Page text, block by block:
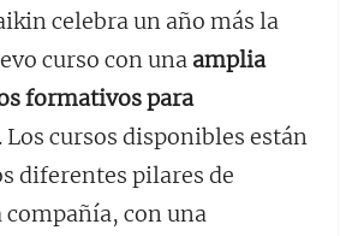
celebra un año más la
curso con una amplia
formativos para
. Los cursos disponibles están
diferentes pilares de
compañía, con una